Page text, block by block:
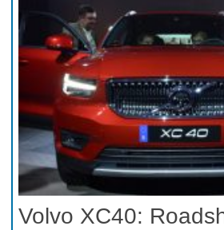
Volvo XC40: